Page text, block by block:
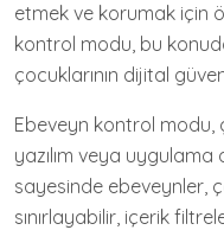
etmek ve korumak için
kontrol modu, bu
çocuklarının dijital
Ebeveyn kontrol modu,
yazılım veya uygulama
sayesinde ebeveynler,
sınırlayabilir, içerik